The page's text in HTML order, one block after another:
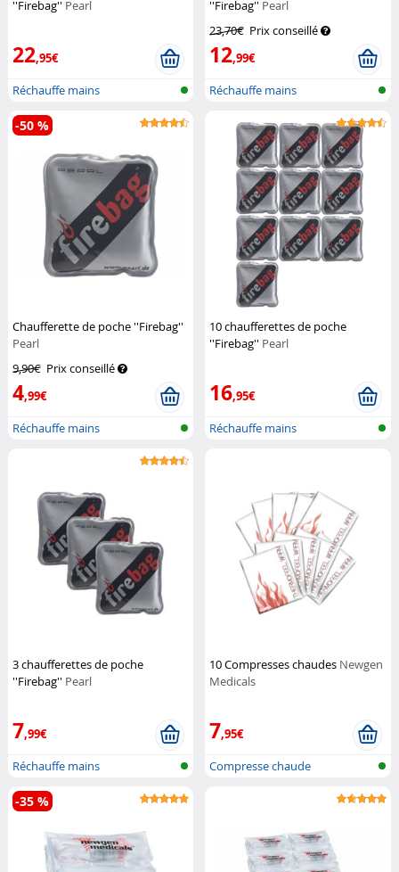
''Firebag'' Pearl
22,95€
Réchauffe mains
''Firebag'' Pearl
23,70€ Prix conseillé
12,99€
Réchauffe mains
Chaufferette de poche ''Firebag''
Pearl
9,90€ Prix conseillé
4,99€
-50 %
Réchauffe mains
10 chaufferettes de poche
''Firebag'' Pearl
16,95€
Réchauffe mains
3 chaufferettes de poche
''Firebag'' Pearl
7,99€
Réchauffe mains
10 Compresses chaudes Newgen
Medicals
7,95€
Compresse chaude
-35 %